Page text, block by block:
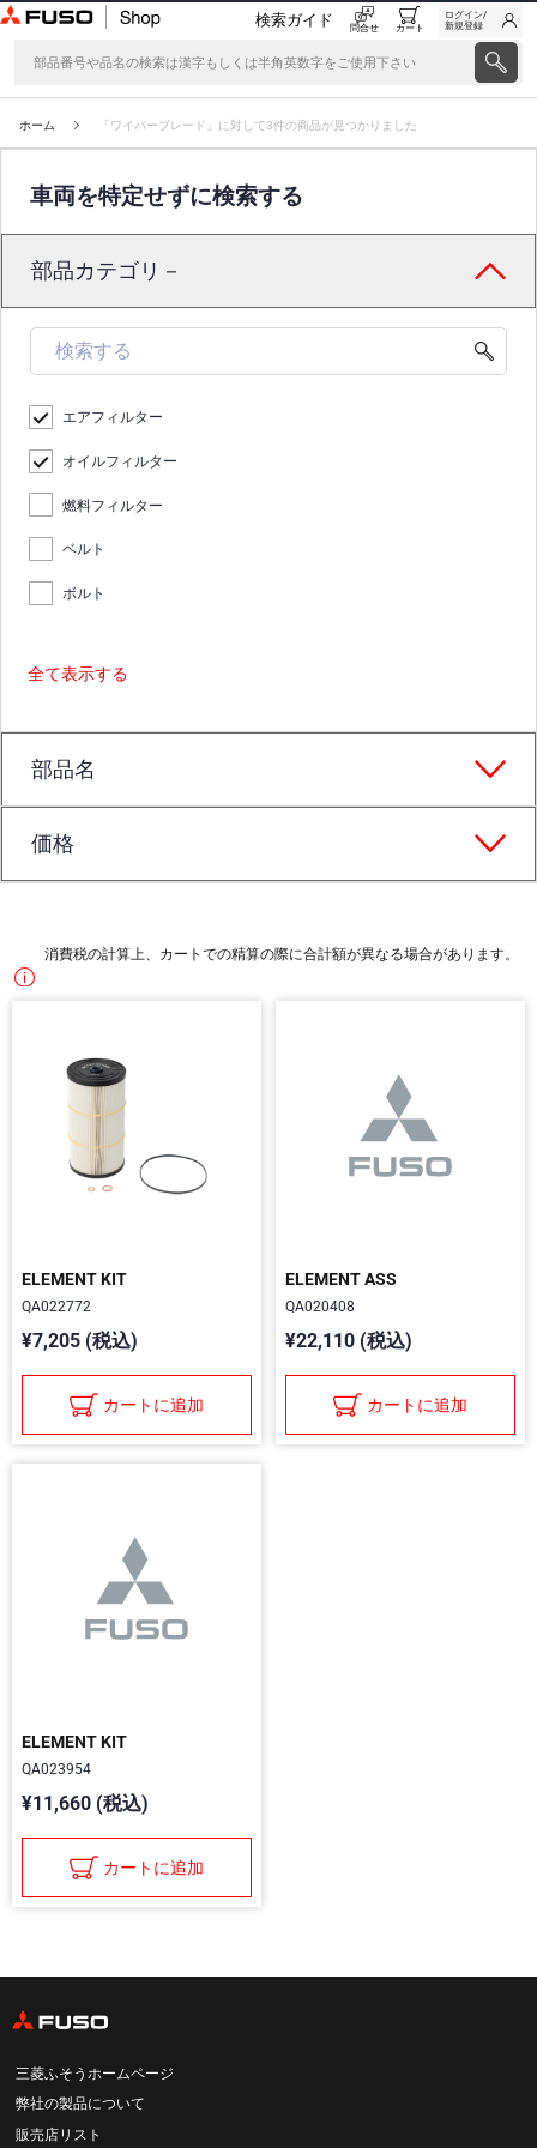
検索ガイド 問合せ カート
ログイン/
新規登録
ホーム 「ワイパーブレード」に対して3件の商品が見つかりました
車両を特定せずに検索する
部品カテゴリ－
エアフィルター
オイルフィルター
燃料フィルター
ベルト
ボルト
全て表示する
部品名
価格
消費税の計算上、カートでの精算の際に合計額が異なる場合があります。
ELEMENT KIT
QA022772
¥7,205 (税込)
カートに追加
ELEMENT ASS
QA020408
¥22,110 (税込)
カートに追加
ELEMENT KIT
QA023954
¥11,660 (税込)
カートに追加
三菱ふそうホームページ
弊社の製品について
販売店リスト